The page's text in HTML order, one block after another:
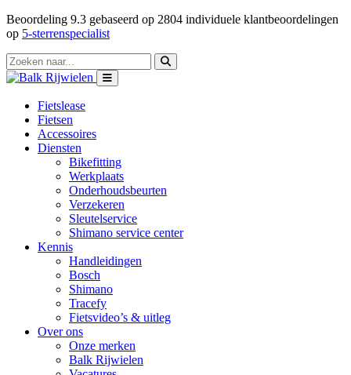
Beoordeling 9.3 gebaseerd op 2804 individuele klantbeoordelingen
op 5-sterrenspecialist
Fietslease
Fietsen
Accessoires
Diensten
Bikefitting
Werkplaats
Onderhoudsbeurten
Verzekeren
Sleutelservice
Shimano service center
Kennis
Handleidingen
Bosch
Shimano
Tracefy
Fietsvideo’s & uitleg
Over ons
Onze merken
Balk Rijwielen